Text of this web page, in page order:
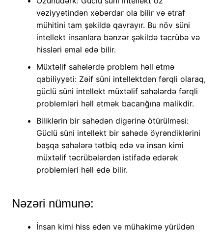
vəziyyətindən xəbərdar ola bilir və ətraf
mühitini tam şəkildə qavrayır. Bu növ süni
intellekt insanlara bənzər şəkildə təcrübə və
hissləri emal edə bilir.
Müxtəlif sahələrdə problem həll etmə
qabiliyyəti: Zəif süni intellektdən fərqli olaraq,
güclü süni intellekt müxtəlif sahələrdə fərqli
problemləri həll etmək bacarığına malikdir.
Biliklərin bir sahədən digərinə ötürülməsi:
Güclü süni intellekt bir sahədə öyrəndiklərini
başqa sahələrə tətbiq edə və insan kimi
müxtəlif təcrübələrdən istifadə edərək
problemləri həll edə bilir.
Nəzəri nümunə:
İnsan kimi hiss edən və mühakimə yürüdən